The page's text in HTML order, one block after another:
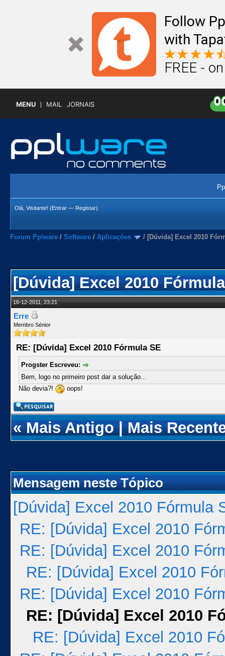
Follow
with
FREE -
MENU MAIL JORNAIS
Olá, Visitante! (Entrar — Registar)
Forum Pplware / Software / Aplicações / [Dúvida] Excel 2010
[Dúvida] Excel 2010
16-12-2011, 23:21
Erre
Membro Sénior
RE: [Dúvida] Excel 2010 Fórmula SE
Progster Escreveu:
Bem, logo no primeiro post dar a solução...
Não devia?!
oops!
«Mais Antigo|Mais
Mensagem neste Tópico
[Dúvida] Excel 2010 Fórmula
RE: [Dúvida] Excel 2010
RE: [Dúvida] Excel 2010
RE: [Dúvida] Excel 2010
RE: [Dúvida] Excel 2010
RE: [Dúvida] Excel 2010
RE: [Dúvida] Excel 2010